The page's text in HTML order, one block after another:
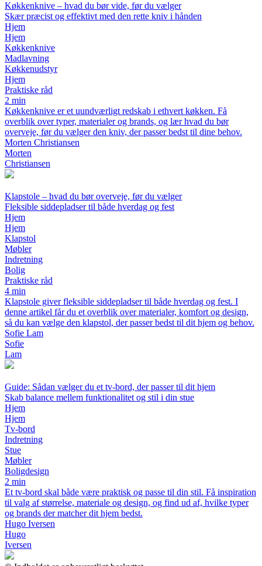
Køkkenknive – hvad du bør vide, før du vælger
Skær præcist og effektivt med den rette kniv i hånden
Hjem
Hjem
Køkkenknive
Madlavning
Køkkenudstyr
Hjem
Praktiske råd
2 min
Køkkenknive er et uundværligt redskab i ethvert køkken. Få
overblik over typer, materialer og brands, og lær hvad du bør
overveje, før du vælger den kniv, der passer bedst til dine behov.
Morten Christiansen
Morten
Christiansen
Klapstole – hvad du bør overveje, før du vælger
Fleksible siddepladser til både hverdag og fest
Hjem
Hjem
Klapstol
Møbler
Indretning
Bolig
Praktiske råd
4 min
Klapstole giver fleksible siddepladser til både hverdag og fest. I
denne artikel får du et overblik over materialer, komfort og design,
så du kan vælge den klapstol, der passer bedst til dit hjem og behov.
Sofie Lam
Sofie
Lam
Guide: Sådan vælger du et tv-bord, der passer til dit hjem
Skab balance mellem funktionalitet og stil i din stue
Hjem
Hjem
Tv-bord
Indretning
Stue
Møbler
Boligdesign
2 min
Et tv-bord skal både være praktisk og passe til din stil. Få inspiration
til valg af størrelse, materiale og design, og find ud af, hvilke typer
og brands der matcher dit hjem bedst.
Hugo Iversen
Hugo
Iversen